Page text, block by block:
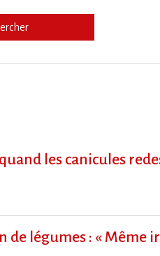
les canicules
légumes : « Même